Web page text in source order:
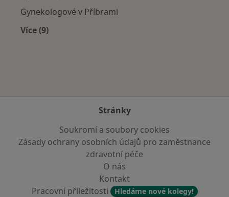
Gynekologové v Příbrami
Více (9)
Stránky
Soukromí a soubory cookies
Zásady ochrany osobních údajů pro zaměstnance
zdravotní péče
O nás
Kontakt
Pracovní příležitosti
Hledáme nové kolegy!